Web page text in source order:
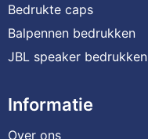
Bedrukte caps
Balpennen bedrukken
JBL speaker bedrukken
Informatie
Over ons